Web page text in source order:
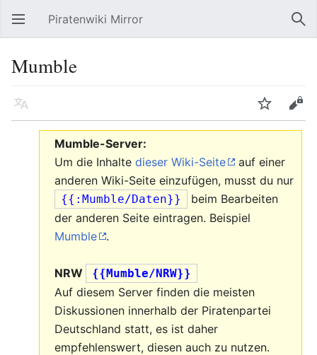
Hauptmenü öffnen Piratenwiki Mirror
Mumble
Sprache Beobachten Bearbeiten
Mumble-Server:
Um die Inhalte dieser Wiki-Seite
auf einer
anderen Wiki-Seite einzufügen, musst du nur
{{:Mumble/Daten}}
beim Bearbeiten
der anderen Seite eintragen. Beispiel
Mumble
.
NRW {{Mumble/NRW}}
Auf diesem Server finden die meisten
Diskussionen innerhalb der Piratenpartei
Deutschland statt, es ist daher
empfehlenswert, diesen auch zu nutzen.